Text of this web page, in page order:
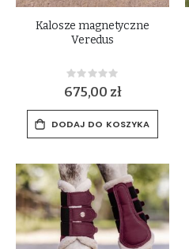
Kalosze magnetyczne
Veredus
Rating:
0%
675,00 zł
DODAJ DO KOSZYKA